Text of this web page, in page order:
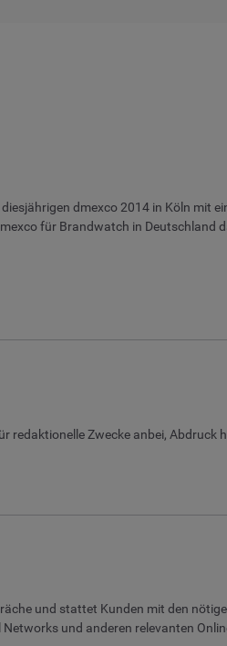
dmexco 2014 in Köln mit
für Brandwatch in Deutschland
redaktionelle Zwecke anbei, Abdruck
und stattet Kunden mit den
und anderen relevanten